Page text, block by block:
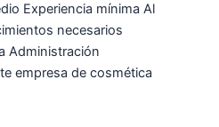
Experiencia mínima Al
necesarios
Administración
empresa de cosmética